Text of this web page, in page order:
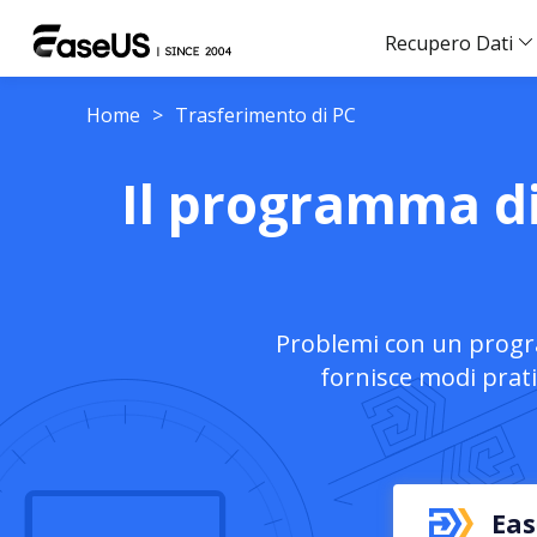
Recupero Dati
Home > Trasferimento di PC
Il programma
Problemi con un
fornisce modi